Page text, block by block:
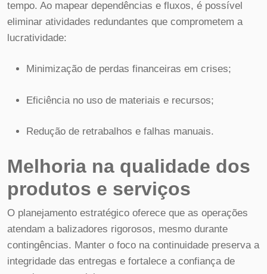
tempo. Ao mapear dependências e fluxos, é possível
eliminar atividades redundantes que comprometem a
lucratividade:
Minimização de perdas financeiras em crises;
Eficiência no uso de materiais e recursos;
Redução de retrabalhos e falhas manuais.
Melhoria na qualidade dos
produtos e serviços
O planejamento estratégico oferece que as operações
atendam a balizadores rigorosos, mesmo durante
contingências. Manter o foco na continuidade preserva a
integridade das entregas e fortalece a confiança de